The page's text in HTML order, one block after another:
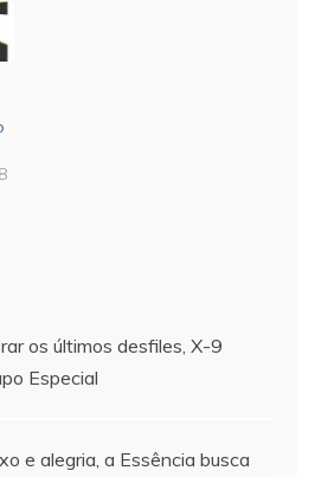
os últimos desfiles, X-9
Especial
e alegria, a Essência busca